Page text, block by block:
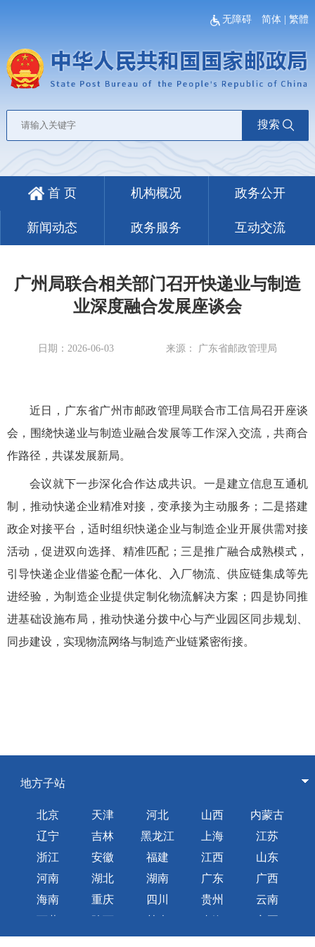
无障碍 简体 |繁體
搜索
首 页 机构概况 政务公开
新闻动态 政务服务 互动交流
广州局联合相关部门召开快递业与制造
业深度融合发展座谈会
日期：2026-06-03 来源： 广东省邮政管理局
近日，广东省广州市邮政管理局联合市工信局召开座谈
会，围绕快递业与制造业融合发展等工作深入交流，共商合
作路径，共谋发展新局。
会议就下一步深化合作达成共识。一是建立信息互通机
制，推动快递企业精准对接，变承接为主动服务；二是搭建
政企对接平台，适时组织快递企业与制造企业开展供需对接
活动，促进双向选择、精准匹配；三是推广融合成熟模式，
引导快递企业借鉴仓配一体化、入厂物流、供应链集成等先
进经验，为制造企业提供定制化物流解决方案；四是协同推
进基础设施布局，推动快递分拨中心与产业园区同步规划、
同步建设，实现物流网络与制造产业链紧密衔接。
地方子站
北京 天津 河北 山西
内蒙古
辽宁
吉林 黑龙江 上海
江苏
浙江
安徽 福建 江西
山东
河南
湖北 湖南 广东
广西
海南
重庆 四川 贵州
云南